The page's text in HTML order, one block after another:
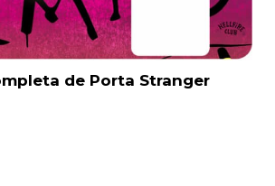
de Porta Stranger